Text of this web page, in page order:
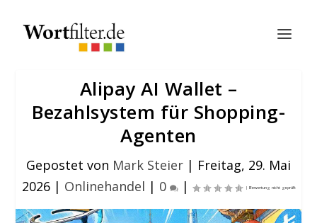
Alipay AI Wallet –
Bezahlsystem für Shopping-
Agenten
Gepostet von Mark Steier | Freitag, 29. Mai
2026| Onlinehandel | 0 |